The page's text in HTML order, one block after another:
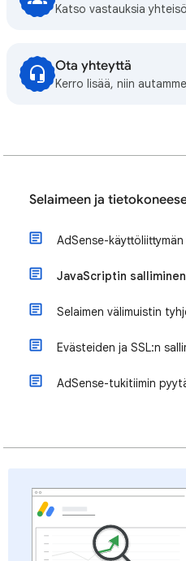
Katso vastauksia
Ota yhteyttä
Kerro lisää, niin
Selaimeen ja
AdSense-
JavaScriptin
Selaimen välimuistin
Evästeiden ja SSL:n
AdSense-tukitiimin